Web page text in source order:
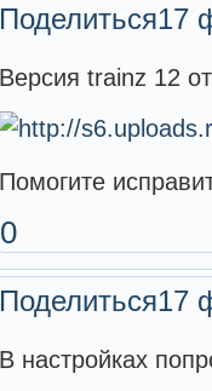
Поделиться17
Версия trainz 12
Помогите
0
Поделиться17
В настройках